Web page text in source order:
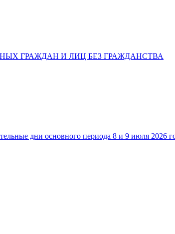
ГРАЖДАН И ЛИЦ БЕЗ ГРАЖДАНСТВА
дни основного периода 8 и 9 июля 2026